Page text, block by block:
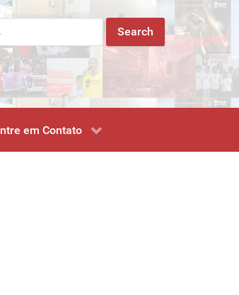
em Contato